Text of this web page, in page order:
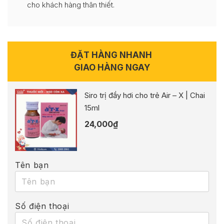
cho khách hàng thân thiết.
ĐẶT HÀNG NHANH
GIAO HÀNG NGAY
Siro trị đầy hơi cho trẻ Air – X | Chai
15ml
24,000₫
Tên bạn
Số điện thoại